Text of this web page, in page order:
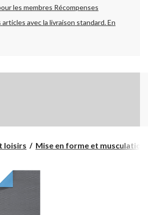
les membres Récompenses
articles avec la livraison standard.En
loisirs Mise en forme et musculation